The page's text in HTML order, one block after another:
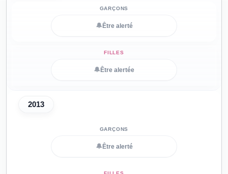
🔔 Être alerté
🔔 Être alertée
2013
🔔 Être alerté